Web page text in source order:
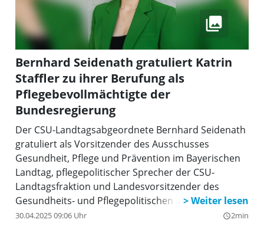
Bernhard Seidenath gratuliert Katrin
Staffler zu ihrer Berufung als
Pflegebevollmächtigte der
Bundesregierung
Der CSU-Landtagsabgeordnete Bernhard Seidenath
gratuliert als Vorsitzender des Ausschusses
Gesundheit, Pflege und Prävention im Bayerischen
Landtag, pflegepolitischer Sprecher der CSU-
Landtagsfraktion und Landesvorsitzender des
Gesundheits- und Pflegepolitischen Arbeitskreises
der CSU (GPA) Katrin Staffler zu ihrer ehrenvollen
30.04.2025 09:06 Uhr query_builder2min